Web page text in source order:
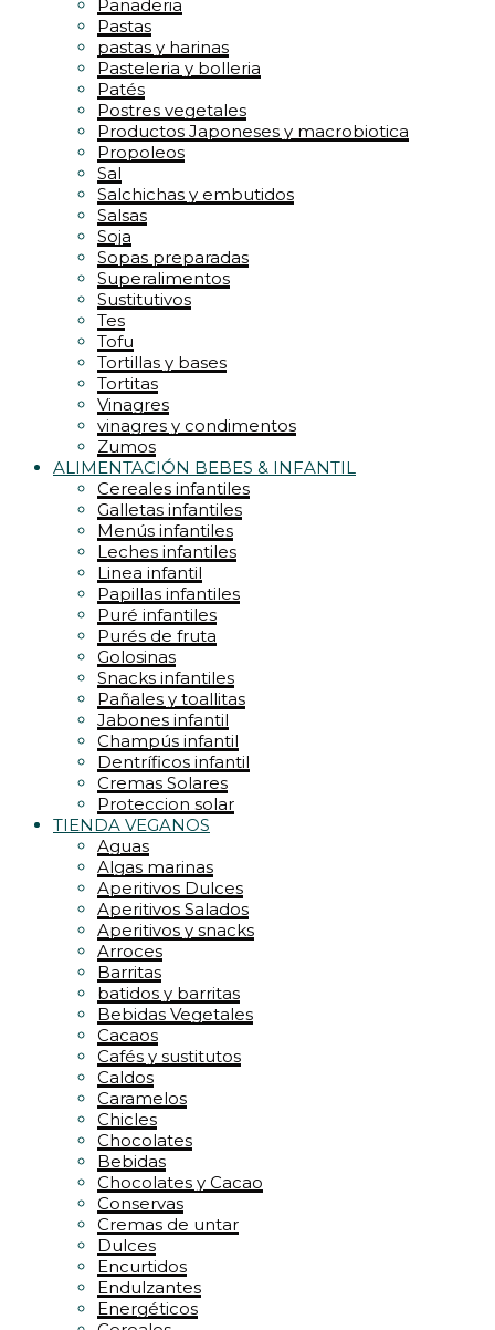
Panaderia
Pastas
pastas y harinas
Pasteleria y bolleria
Patés
Postres vegetales
Productos Japoneses y macrobiotica
Propoleos
Sal
Salchichas y embutidos
Salsas
Soja
Sopas preparadas
Superalimentos
Sustitutivos
Tes
Tofu
Tortillas y bases
Tortitas
Vinagres
vinagres y condimentos
Zumos
ALIMENTACIÓN BEBES & INFANTIL
Cereales infantiles
Galletas infantiles
Menús infantiles
Leches infantiles
Linea infantil
Papillas infantiles
Puré infantiles
Purés de fruta
Golosinas
Snacks infantiles
Pañales y toallitas
Jabones infantil
Champús infantil
Dentríficos infantil
Cremas Solares
Proteccion solar
TIENDA VEGANOS
Aguas
Algas marinas
Aperitivos Dulces
Aperitivos Salados
Aperitivos y snacks
Arroces
Barritas
batidos y barritas
Bebidas Vegetales
Cacaos
Cafés y sustitutos
Caldos
Caramelos
Chicles
Chocolates
Bebidas
Chocolates y Cacao
Conservas
Cremas de untar
Dulces
Encurtidos
Endulzantes
Energéticos